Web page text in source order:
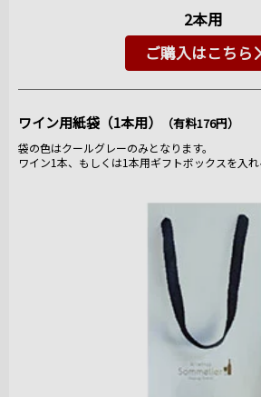
2本用
ご購入はこちら
ワイン用紙袋（1本用） （有料176円）
袋の色はクールグレーのみとなります。
ワイン1本、もしくは1本用ギフトボックスを入れ